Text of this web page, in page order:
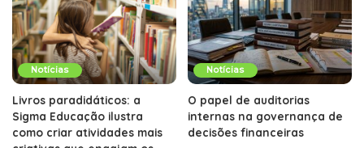
Notícias
Livros paradidáticos: a
Sigma Educação ilustra
como criar atividades mais
Notícias
O papel de auditorias
internas na governança de
decisões financeiras